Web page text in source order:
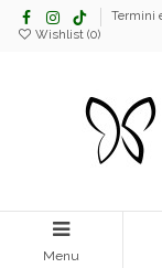
Termini
Wishlist (0)
Menu